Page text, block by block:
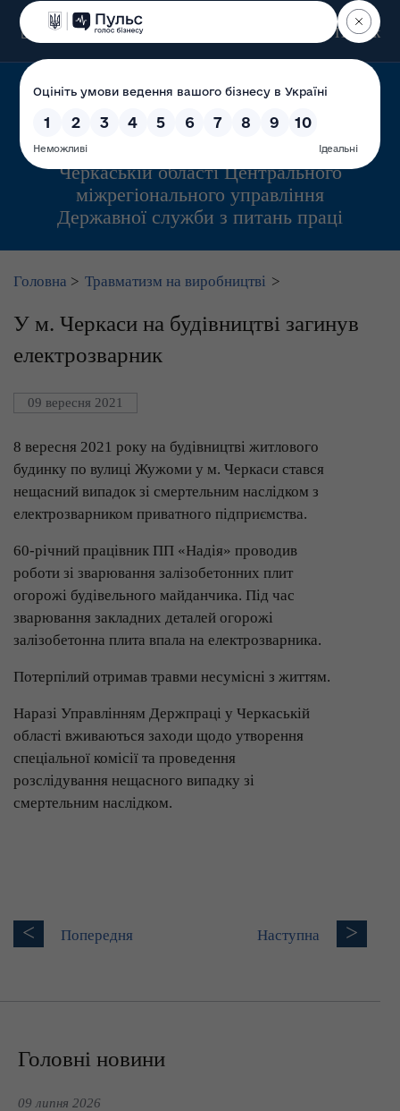
Пошук
Управління інспекційної діяльності у
Черкаській області Центрального
міжрегіонального управління
Державної служби з питань праці
Головна > Травматизм на виробництві >
У м. Черкаси на будівництві загинув
електрозварник
09 вересня 2021
8 вересня 2021 року на будівництві житлового
будинку по вулиці Жужоми у м. Черкаси стався
нещасний випадок зі смертельним наслідком з
електрозварником приватного підприємства.
60-річний працівник ПП «Надія» проводив
роботи зі зварювання залізобетонних плит
огорожі будівельного майданчика. Під час
зварювання закладних деталей огорожі
залізобетонна плита впала на електрозварника.
Потерпілий отримав травми несумісні з життям.
Наразі Управлінням Держпраці у Черкаській
області вживаються заходи щодо утворення
спеціальної комісії та проведення
розслідування нещасного випадку зі
смертельним наслідком.
< Попередня Наступна >
Головні новини
09 липня 2026